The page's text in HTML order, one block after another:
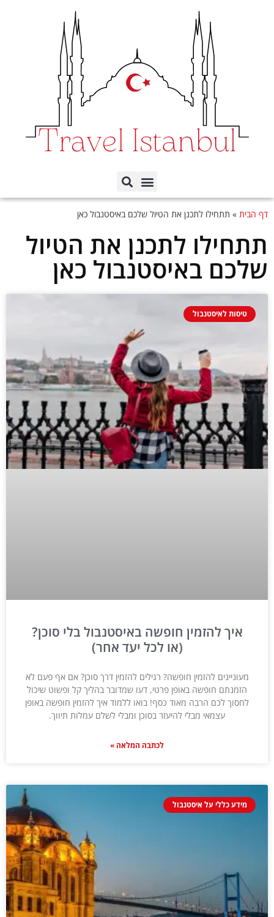
דף הבית » תתחילו לתכנן את הטיול שלכם באיסטנבול כאן
תתחילו לתכנן את הטיול
שלכם באיסטנבול כאן
טיסות לאיסטנבול
איך להזמין חופשה באיסטנבול בלי סוכן?
(או לכל יעד אחר)
מעוניינים להזמין חופשה? רגילים להזמין דרך סוכן? אם אף פעם לא
הזמנתם חופשה באופן פרטי, דעו שמדובר בהליך קל ופשוט שיכול
לחסוך לכם הרבה מאוד כסף! בואו ללמוד איך להזמין חופשה באופן
עצמאי מבלי להיעזר בסוכן ומבלי לשלם עמלות תיווך.
לכתבה המלאה »
מידע כללי על איסטנבול